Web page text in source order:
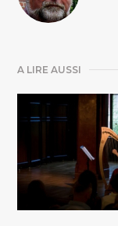
A LIRE AUSSI